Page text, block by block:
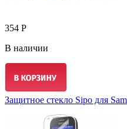
354 Р
В наличии
Защитное стекло Sipo для